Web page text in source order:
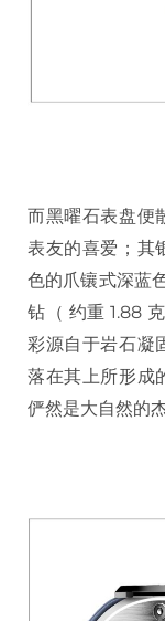
而黑曜石表盘便
表友的喜爱；其
色的爪镶式深蓝
钻（ 约重 1.88
彩源自于岩石凝
落在其上所形成
俨然是大自然的